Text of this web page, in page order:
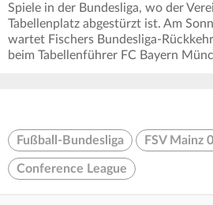
Spiele in der Bundesliga, wo der
Tabellenplatz abgestürzt ist. Am
wartet Fischers Bundesliga-
beim Tabellenführer FC Bayern
Fußball-Bundesliga FSV Mainz
Conference League